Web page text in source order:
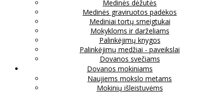
Medinės dėžutės
Medinės graviruotos padėkos
Mediniai tortų smeigtukai
Mokykloms ir darželiams
Palinkėjimų knygos
Palinkėjimų medžiai - paveikslai
Dovanos svečiams
Dovanos mokiniams
Naujiems mokslo metams
Mokinių išleistuvėms